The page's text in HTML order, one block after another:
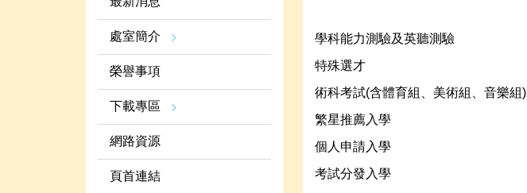
處室簡介
榮譽事項
下載專區
網路資源
頁首連結
學科能力測驗及英聽測驗
特殊選才
術科考試(含體育組、美術組、音樂組)
繁星推薦入學
個人申請入學
考試分發入學